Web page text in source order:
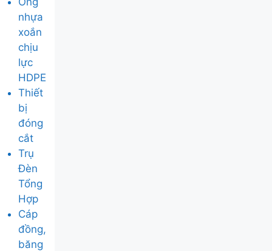
nhựa
xoắn
chịu
lực
HDPE
Thiết
bị
đóng
cắt
Trụ
Đèn
Tổng
Hợp
Cáp
đồng,
băng